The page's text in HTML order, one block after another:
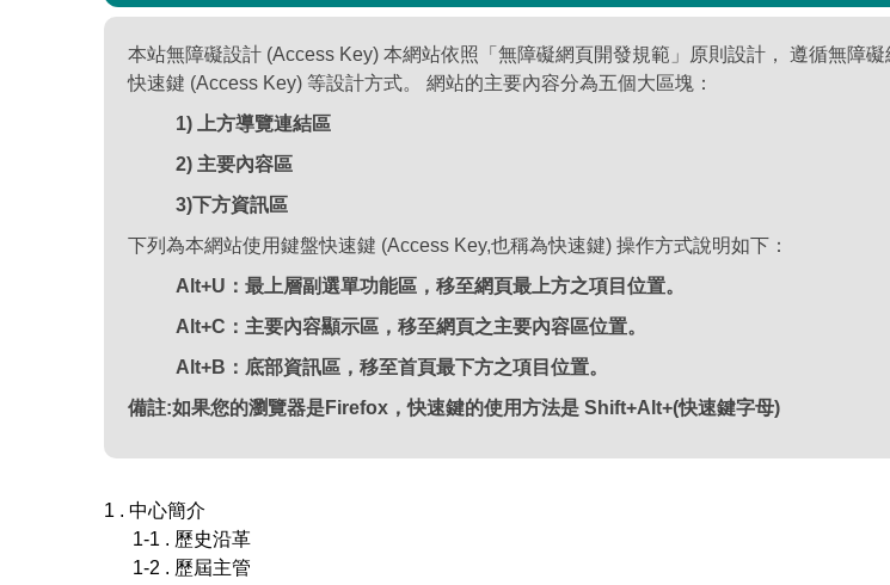
本站無障礙設計 (Access Key) 本網站依照「無障礙網頁開發規範」原則設計， 遵循無障
快速鍵 (Access Key) 等設計方式。 網站的主要內容分為五個大區塊：
1) 上方導覽連結區
2) 主要內容區
3)下方資訊區
下列為本網站使用鍵盤快速鍵 (Access Key,也稱為快速鍵) 操作方式說明如下：
Alt+U：最上層副選單功能區，移至網頁最上方之項目位置。
Alt+C：主要內容顯示區，移至網頁之主要內容區位置。
Alt+B：底部資訊區，移至首頁最下方之項目位置。
備註:如果您的瀏覽器是Firefox，快速鍵的使用方法是 Shift+Alt+(快速鍵字母)
1 . 中心簡介
1-1 . 歷史沿革
1-2 . 歷屆主管